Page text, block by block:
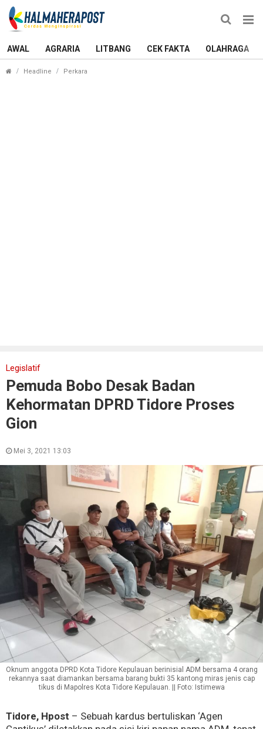
AWAL AGRARIA LITBANG CEK FAKTA OLAHRAGA
Headline Perkara
Legislatif
Pemuda Bobo Desak Badan
Kehormatan DPRD Tidore Proses
Gion
Mei 3, 2021 13:03
Oknum anggota DPRD Kota Tidore Kepulauan berinisial ADM bersama 4 orang
rekannya saat diamankan bersama barang bukti 35 kantong miras jenis cap
tikus di Mapolres Kota Tidore Kepulauan. || Foto: Istimewa
Tidore, Hpost – Sebuah kardus bertuliskan ‘Agen